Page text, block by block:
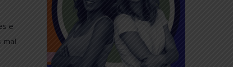
Paulo Jose
e